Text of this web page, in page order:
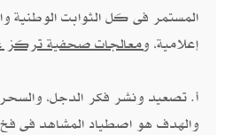
المستمر فى كل الثوابت الوطنية
إعلامية، ومعالجات صحفية تركز
أ. تصعيد ونشر فكر الدجل،
والهدف هو اصطياد المشاهد فى